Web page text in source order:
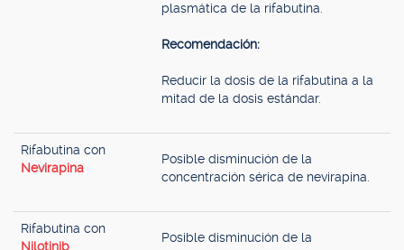
plasmática de la rifabutina.
Recomendación:
Reducir la dosis de la rifabutina a la
mitad de la dosis estándar.
Rifabutina con
Nevirapina
Posible disminución de la
concentración sérica de nevirapina.
Rifabutina con
Nilotinib
Posible disminución de la